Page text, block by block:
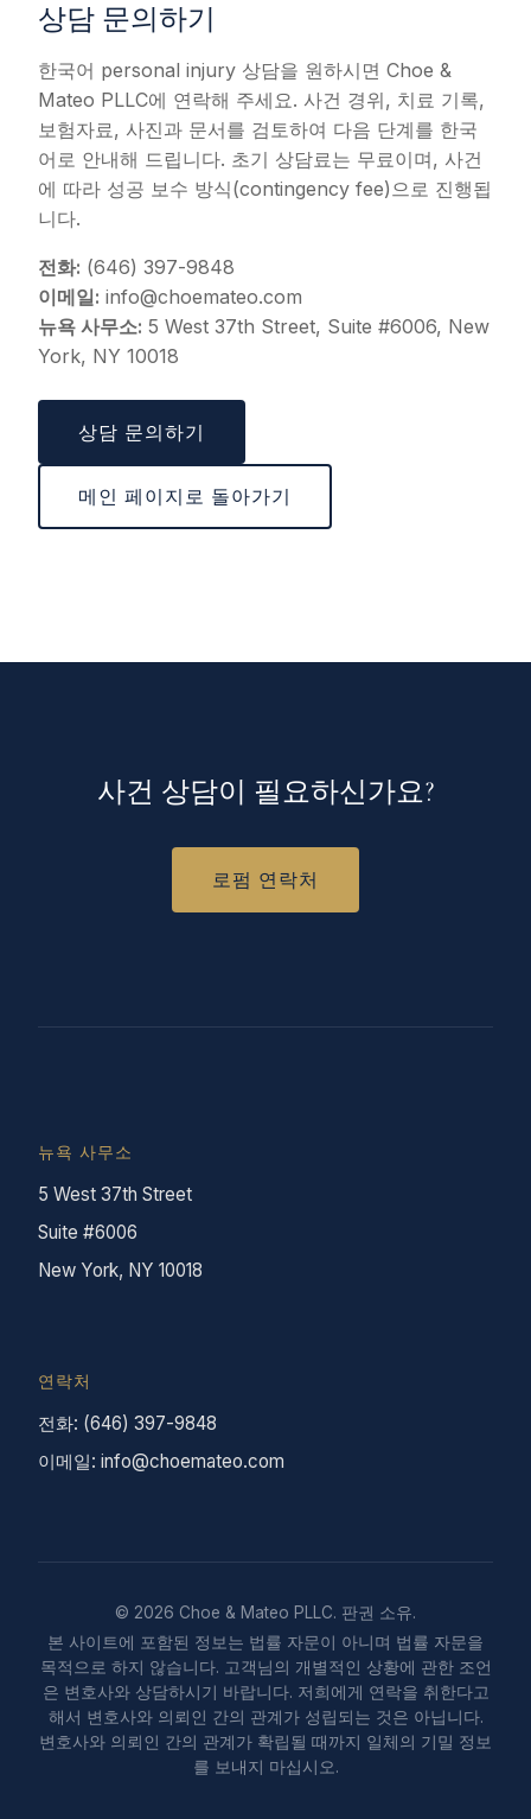
상담 문의하기
한국어 personal injury 상담을 원하시면 Choe &
Mateo PLLC에 연락해 주세요. 사건 경위, 치료 기록,
보험자료, 사진과 문서를 검토하여 다음 단계를 한국
어로 안내해 드립니다. 초기 상담료는 무료이며, 사건
에 따라 성공 보수 방식(contingency fee)으로 진행됩
니다.
전화: (646) 397-9848
이메일: info@choemateo.com
뉴욕 사무소: 5 West 37th Street, Suite #6006, New
York, NY 10018
상담 문의하기
메인 페이지로 돌아가기
사건 상담이 필요하신가요?
로펌 연락처
뉴욕 사무소
5 West 37th Street
Suite #6006
New York, NY 10018
연락처
전화: (646) 397-9848
이메일: info@choemateo.com
© 2026 Choe & Mateo PLLC. 판권 소유.
본 사이트에 포함된 정보는 법률 자문이 아니며 법률 자문을
목적으로 하지 않습니다. 고객님의 개별적인 상황에 관한 조언
은 변호사와 상담하시기 바랍니다. 저희에게 연락을 취한다고
해서 변호사와 의뢰인 간의 관계가 성립되는 것은 아닙니다.
변호사와 의뢰인 간의 관계가 확립될 때까지 일체의 기밀 정보
를 보내지 마십시오.